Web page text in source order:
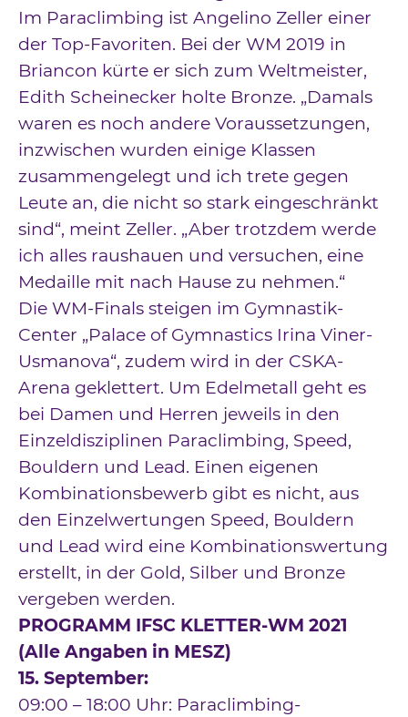
Im Paraclimbing ist Angelino Zeller einer
der Top-Favoriten. Bei der WM 2019 in
Briancon kürte er sich zum Weltmeister,
Edith Scheinecker holte Bronze. „Damals
waren es noch andere Voraussetzungen,
inzwischen wurden einige Klassen
zusammengelegt und ich trete gegen
Leute an, die nicht so stark eingeschränkt
sind“, meint Zeller. „Aber trotzdem werde
ich alles raushauen und versuchen, eine
Medaille mit nach Hause zu nehmen.“
Die WM-Finals steigen im Gymnastik-
Center „Palace of Gymnastics Irina Viner-
Usmanova“, zudem wird in der CSKA-
Arena geklettert. Um Edelmetall geht es
bei Damen und Herren jeweils in den
Einzeldisziplinen Paraclimbing, Speed,
Bouldern und Lead. Einen eigenen
Kombinationsbewerb gibt es nicht, aus
den Einzelwertungen Speed, Bouldern
und Lead wird eine Kombinationswertung
erstellt, in der Gold, Silber und Bronze
vergeben werden.
PROGRAMM IFSC KLETTER-WM 2021
(Alle Angaben in MESZ)
15. September:
09:00 – 18:00 Uhr: Paraclimbing-